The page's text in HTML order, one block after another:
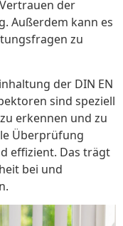
der
Außerdem kann es
zu
der DIN EN
sind speziell
erkennen und zu
Überprüfung
effizient. Das trägt
bei und